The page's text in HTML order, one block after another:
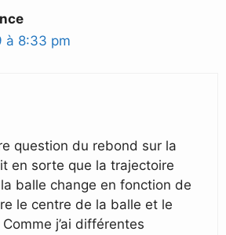
à 8:33 pm
question du rebond sur la
en sorte que la trajectoire
balle change en fonction de
le centre de la balle et le
j’ai différentes